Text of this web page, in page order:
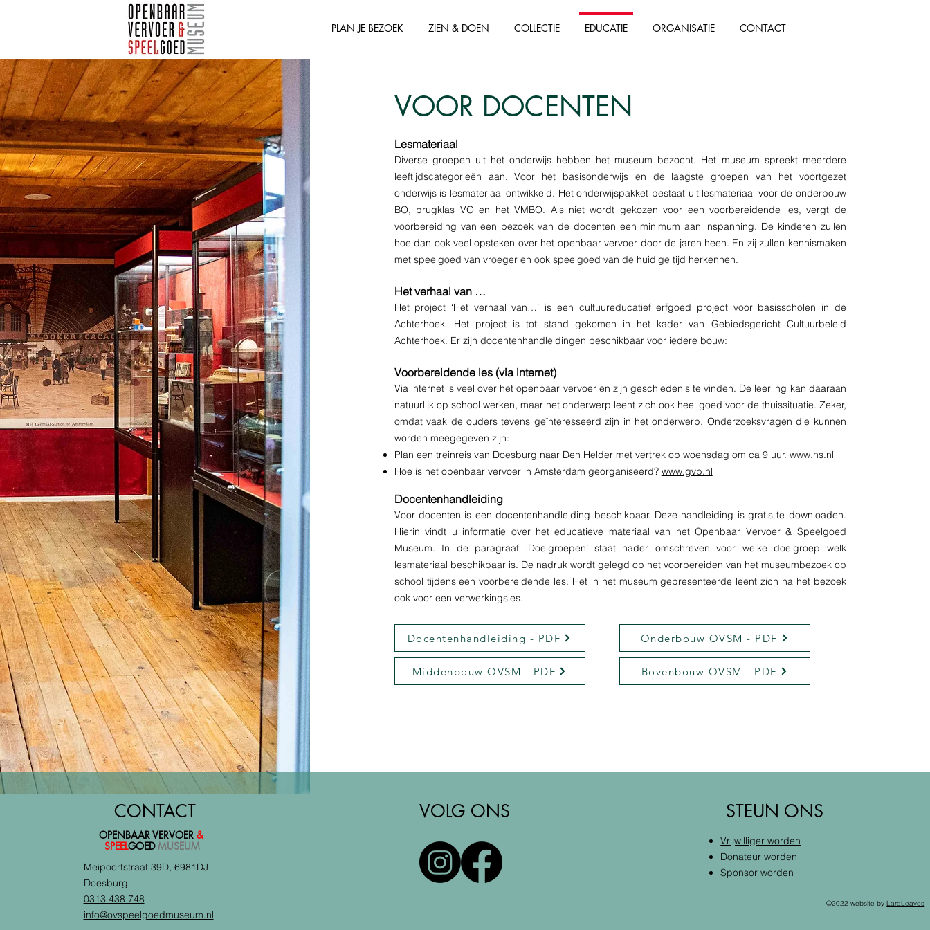
PLAN JE BEZOEK ZIEN & DOEN COLLECTIE EDUCATIE ORGANISATIE CONTACT
VOOR DOCENTEN
Lesmateriaal
Diverse groepen uit het onderwijs hebben het museum bezocht. Het museum spreekt meerdere
leeftijdscategorieën aan. Voor het basisonderwijs en de laagste groepen van het voortgezet
onderwijs is lesmateriaal ontwikkeld. Het onderwijspakket bestaat uit lesmateriaal voor de onderbouw
BO, brugklas VO en het VMBO. Als niet wordt gekozen voor een voorbereidende les, vergt de
voorbereiding van een bezoek van de docenten een minimum aan inspanning. De kinderen zullen
hoe dan ook veel opsteken over het openbaar vervoer door de jaren heen. En zij zullen kennismaken
met speelgoed van vroeger en ook speelgoed van de huidige tijd herkennen.
Het verhaal van …
Het project ‘Het verhaal van…’ is een cultuureducatief erfgoed project voor basisscholen in de
Achterhoek. Het project is tot stand gekomen in het kader van Gebiedsgericht Cultuurbeleid
Achterhoek. Er zijn docentenhandleidingen beschikbaar voor iedere bouw:
Voorbereidende les (via internet)
Via internet is veel over het openbaar vervoer en zijn geschiedenis te vinden. De leerling kan daaraan
natuurlijk op school werken, maar het onderwerp leent zich ook heel goed voor de thuissituatie. Zeker,
omdat vaak de ouders tevens geïnteresseerd zijn in het onderwerp. Onderzoeksvragen die kunnen
worden meegegeven zijn:
Plan een treinreis van Doesburg naar Den Helder met vertrek op woensdag om ca 9 uur. www.ns.nl
Hoe is het openbaar vervoer in Amsterdam georganiseerd? www.gvb.nl
Docentenhandleiding
Voor docenten is een docentenhandleiding beschikbaar. Deze handleiding is gratis te downloaden.
Hierin vindt u informatie over het educatieve materiaal van het Openbaar Vervoer & Speelgoed
Museum. In de paragraaf ‘Doelgroepen’ staat nader omschreven voor welke doelgroep welk
lesmateriaal beschikbaar is. De nadruk wordt gelegd op het voorbereiden van het museumbezoek op
school tijdens een voorbereidende les. Het in het museum gepresenteerde leent zich na het bezoek
ook voor een verwerkingsles.
Docentenhandleiding - PDF
Middenbouw OVSM - PDF
Onderbouw OVSM - PDF
Bovenbouw OVSM - PDF
CONTACT
OPENBAAR VERVOER &
SPEELGOEDMUSEUM
Meipoortstraat 39D, 6981DJ
Doesburg
0313 438 748
info@ovspeelgoedmuseum.nl
VOLG ONS STEUN ONS
Vrijwilliger worden
Donateur worden
Sponsor worden
©2022 website byLaraLeaves